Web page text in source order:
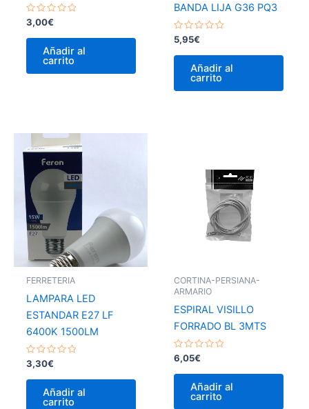
Valorado
con
0
3,00€
Añadir al
carrito
BANDA LIJA G36 PQ3
Valorado
con
0
5,95€
Añadir al
carrito
FERRETERIA
LAMPARA LED
ESTANDAR E27 LF
6400K 1500LM
Valorado
con
0
3,30€
Añadir al
carrito
CORTINA-PERSIANA-
ARMARIO
ESPIRAL VISILLO
FORRADO BL 3MTS
Valorado
con
0
6,05€
Añadir al
carrito